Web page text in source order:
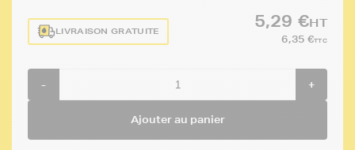
LIVRAISON GRATUITE
5,29 €HT
6,35 €TTC
- +
Ajouter au panier